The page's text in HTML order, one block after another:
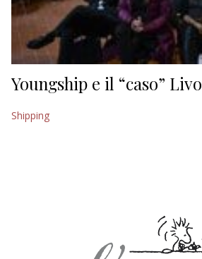
ECONOMIA
TURISMO
CULTURA
NAUTICA
Youngship e il “caso”
Shipping